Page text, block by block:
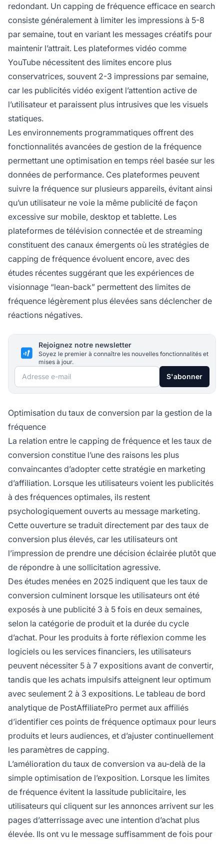
redondant. Un capping de fréquence efficace en search
consiste généralement à limiter les impressions à 5-8
par semaine, tout en variant les messages créatifs pour
maintenir l’attrait. Les plateformes vidéo comme
YouTube nécessitent des limites encore plus
conservatrices, souvent 2-3 impressions par semaine,
car les publicités vidéo exigent l’attention active de
l’utilisateur et paraissent plus intrusives que les visuels
statiques.
Les environnements programmatiques offrent des
fonctionnalités avancées de gestion de la fréquence
permettant une optimisation en temps réel basée sur les
données de performance. Ces plateformes peuvent
suivre la fréquence sur plusieurs appareils, évitant ainsi
qu’un utilisateur ne voie la même publicité de façon
excessive sur mobile, desktop et tablette. Les
plateformes de télévision connectée et de streaming
constituent des canaux émergents où les stratégies de
capping de fréquence évoluent encore, avec des
études récentes suggérant que les expériences de
visionnage “lean-back” permettent des limites de
fréquence légèrement plus élevées sans déclencher de
réactions négatives.
Rejoignez notre newsletter
Soyez le premier à connaître les nouvelles fonctionnalités et
mises à jour.
Adresse e-mail S'abonner
Optimisation du taux de conversion par la gestion de la
fréquence
La relation entre le capping de fréquence et les taux de
conversion constitue l’une des raisons les plus
convaincantes d’adopter cette stratégie en marketing
d’affiliation. Lorsque les utilisateurs voient les publicités
à des fréquences optimales, ils restent
psychologiquement ouverts au message marketing.
Cette ouverture se traduit directement par des taux de
conversion plus élevés, car les utilisateurs ont
l’impression de prendre une décision éclairée plutôt que
de répondre à une sollicitation agressive.
Des études menées en 2025 indiquent que les taux de
conversion culminent lorsque les utilisateurs ont été
exposés à une publicité 3 à 5 fois en deux semaines,
selon la catégorie de produit et la durée du cycle
d’achat. Pour les produits à forte réflexion comme les
logiciels ou les services financiers, les utilisateurs
peuvent nécessiter 5 à 7 expositions avant de convertir,
tandis que les achats impulsifs atteignent leur optimum
avec seulement 2 à 3 expositions. Le tableau de bord
analytique de PostAffiliatePro permet aux affiliés
d’identifier ces points de fréquence optimaux pour leurs
produits et leurs audiences, et d’ajuster continuellement
les paramètres de capping.
L’amélioration du taux de conversion va au-delà de la
simple optimisation de l’exposition. Lorsque les limites
de fréquence évitent la lassitude publicitaire, les
utilisateurs qui cliquent sur les annonces arrivent sur les
pages d’atterrissage avec une intention d’achat plus
élevée. Ils ont vu le message suffisamment de fois pour